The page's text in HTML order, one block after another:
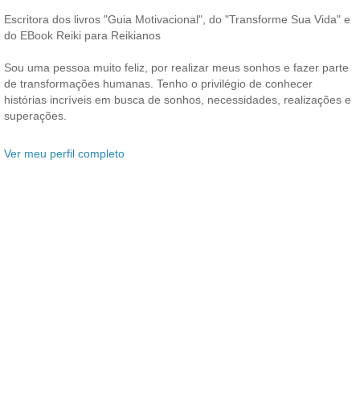
Escritora dos livros "Guia Motivacional", do "Transforme Sua Vida" e
do EBook Reiki para Reikianos
Sou uma pessoa muito feliz, por realizar meus sonhos e fazer parte
de transformações humanas. Tenho o privilégio de conhecer
histórias incríveis em busca de sonhos, necessidades, realizações e
superações.
Ver meu perfil completo